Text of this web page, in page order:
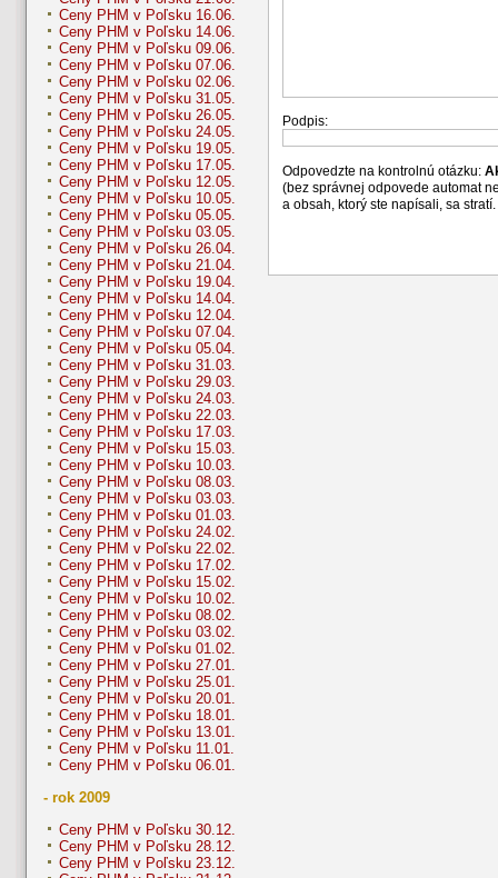
Ceny PHM v Poľsku 16.06.
Ceny PHM v Poľsku 14.06.
Ceny PHM v Poľsku 09.06.
Ceny PHM v Poľsku 07.06.
Ceny PHM v Poľsku 02.06.
Ceny PHM v Poľsku 31.05.
Ceny PHM v Poľsku 26.05.
Ceny PHM v Poľsku 24.05.
Ceny PHM v Poľsku 19.05.
Ceny PHM v Poľsku 17.05.
Ceny PHM v Poľsku 12.05.
Ceny PHM v Poľsku 10.05.
Ceny PHM v Poľsku 05.05.
Ceny PHM v Poľsku 03.05.
Ceny PHM v Poľsku 26.04.
Ceny PHM v Poľsku 21.04.
Ceny PHM v Poľsku 19.04.
Ceny PHM v Poľsku 14.04.
Ceny PHM v Poľsku 12.04.
Ceny PHM v Poľsku 07.04.
Ceny PHM v Poľsku 05.04.
Ceny PHM v Poľsku 31.03.
Ceny PHM v Poľsku 29.03.
Ceny PHM v Poľsku 24.03.
Ceny PHM v Poľsku 22.03.
Ceny PHM v Poľsku 17.03.
Ceny PHM v Poľsku 15.03.
Ceny PHM v Poľsku 10.03.
Ceny PHM v Poľsku 08.03.
Ceny PHM v Poľsku 03.03.
Ceny PHM v Poľsku 01.03.
Ceny PHM v Poľsku 24.02.
Ceny PHM v Poľsku 22.02.
Ceny PHM v Poľsku 17.02.
Ceny PHM v Poľsku 15.02.
Ceny PHM v Poľsku 10.02.
Ceny PHM v Poľsku 08.02.
Ceny PHM v Poľsku 03.02.
Ceny PHM v Poľsku 01.02.
Ceny PHM v Poľsku 27.01.
Ceny PHM v Poľsku 25.01.
Ceny PHM v Poľsku 20.01.
Ceny PHM v Poľsku 18.01.
Ceny PHM v Poľsku 13.01.
Ceny PHM v Poľsku 11.01.
Ceny PHM v Poľsku 06.01.
- rok 2009
Ceny PHM v Poľsku 30.12.
Ceny PHM v Poľsku 28.12.
Ceny PHM v Poľsku 23.12.
Podpis:
Odpovedzte na kontrolnú otázku:
(bez správnej odpovede automat
a obsah, ktorý ste napísali, sa